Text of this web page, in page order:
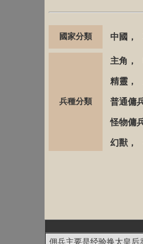
國家分類 中國 ，
兵種分類
主角 ，
精靈 ，
普通傭
怪物傭
幻獸 ，
佣兵主要是经验换太皇后